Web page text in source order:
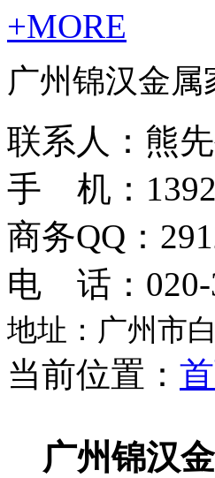
+MORE
广州锦汉金
联系人：
手 机：
商务QQ：
电 话：020-
地址：广州市
当前位置：
广州锦汉